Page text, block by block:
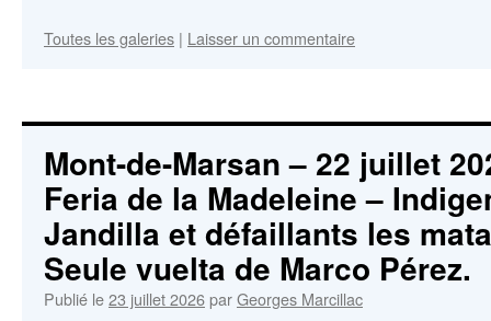
Toutes les galeries | Laisser un commentaire
Mont-de-Marsan – 22 juillet
Feria de la Madeleine –
Jandilla et défaillants les
Seule vuelta de Marco Pérez.
Publié le23 juillet 2026parGeorges Marcillac